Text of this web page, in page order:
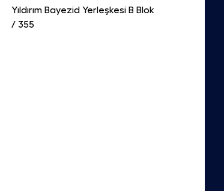
Yıldırım Bayezid Yerleşkesi B Blok
/ 355